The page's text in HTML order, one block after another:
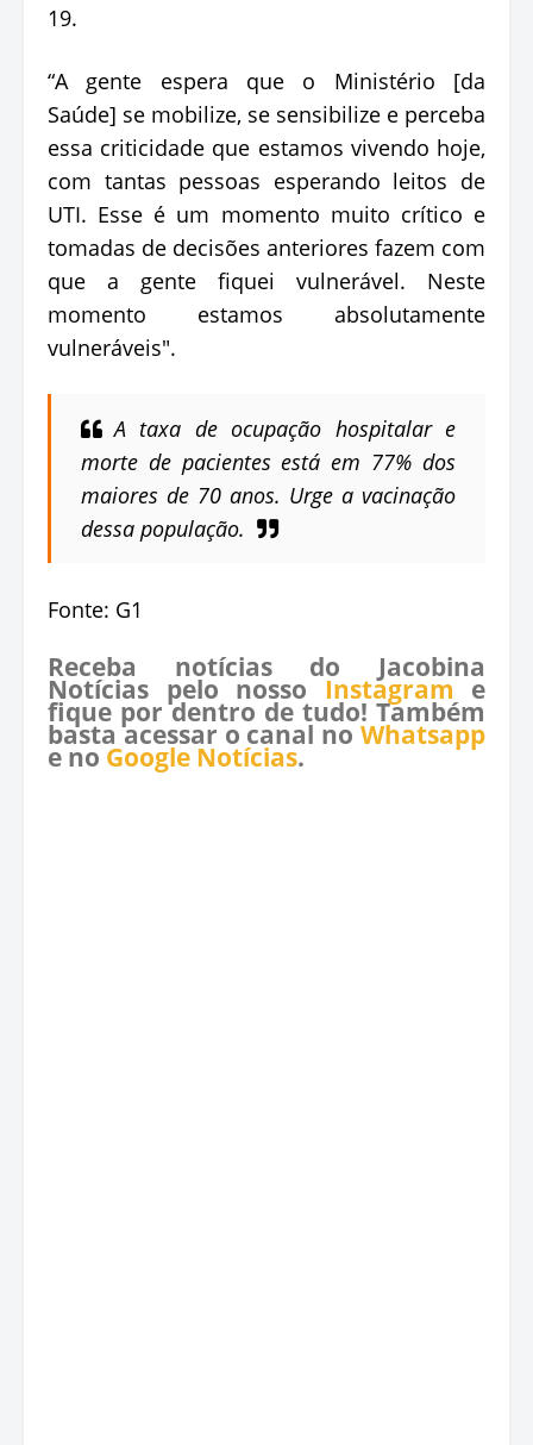
19.
“A gente espera que o Ministério [da
Saúde] se mobilize, se sensibilize e perceba
essa criticidade que estamos vivendo hoje,
com tantas pessoas esperando leitos de
UTI. Esse é um momento muito crítico e
tomadas de decisões anteriores fazem com
que a gente fiquei vulnerável. Neste
momento estamos absolutamente
vulneráveis".
A taxa de ocupação hospitalar e
morte de pacientes está em 77% dos
maiores de 70 anos. Urge a vacinação
dessa população.
Fonte: G1
Receba notícias do Jacobina
Notícias pelo nosso Instagram e
fique por dentro de tudo! Também
basta acessar o canal no Whatsapp
e no Google Notícias.